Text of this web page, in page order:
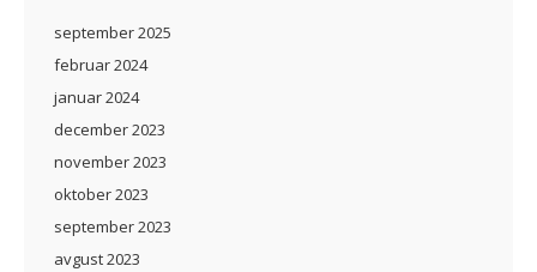
september 2025
februar 2024
januar 2024
december 2023
november 2023
oktober 2023
september 2023
avgust 2023